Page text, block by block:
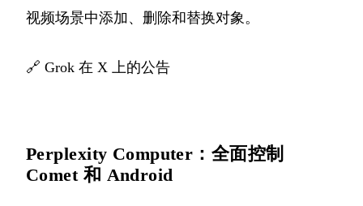
视频场景中添加、删除和替换对象。
🔗 Grok 在 X 上的公告
Perplexity Computer：全面控制
Comet 和 Android